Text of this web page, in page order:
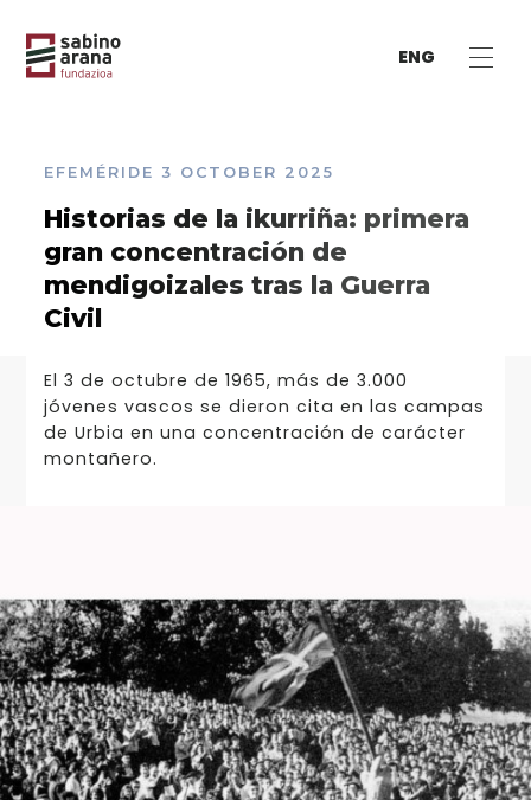
ENG
EFEMÉRIDE 3 OCTOBER 2025
Historias de la ikurriña: primera
gran concentración de
mendigoizales tras la Guerra
Civil
El 3 de octubre de 1965, más de 3.000
jóvenes vascos se dieron cita en las campas
de Urbia en una concentración de carácter
montañero.